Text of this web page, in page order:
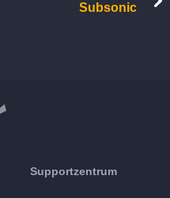
Subsonic
Supportzentrum